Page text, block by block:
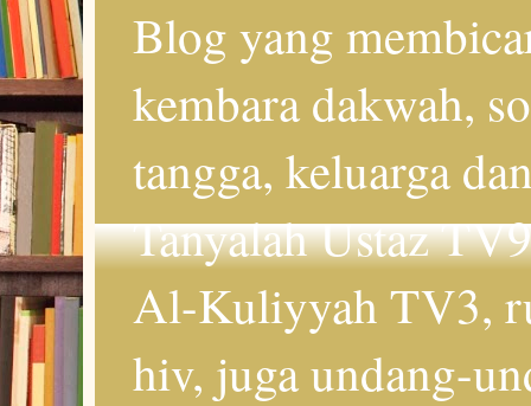
Blog yang
kembara dakwah,
tangga, keluarga
Tanyalah Ustaz
Al-Kuliyyah TV3,
hiv, juga undang-